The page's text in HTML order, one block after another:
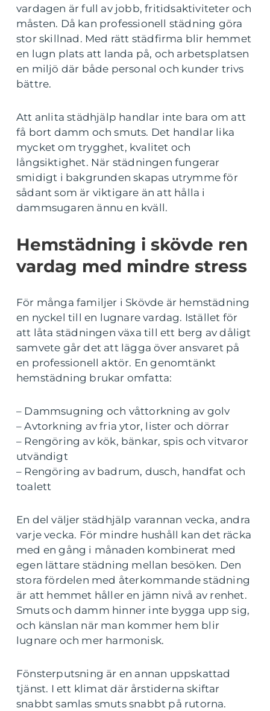
vardagen är full av jobb, fritidsaktiviteter och
måsten. Då kan professionell städning göra
stor skillnad. Med rätt städfirma blir hemmet
en lugn plats att landa på, och arbetsplatsen
en miljö där både personal och kunder trivs
bättre.
Att anlita städhjälp handlar inte bara om att
få bort damm och smuts. Det handlar lika
mycket om trygghet, kvalitet och
långsiktighet. När städningen fungerar
smidigt i bakgrunden skapas utrymme för
sådant som är viktigare än att hålla i
dammsugaren ännu en kväll.
Hemstädning i skövde ren
vardag med mindre stress
För många familjer i Skövde är hemstädning
en nyckel till en lugnare vardag. Istället för
att låta städningen växa till ett berg av dåligt
samvete går det att lägga över ansvaret på
en professionell aktör. En genomtänkt
hemstädning brukar omfatta:
– Dammsugning och våttorkning av golv
– Avtorkning av fria ytor, lister och dörrar
– Rengöring av kök, bänkar, spis och vitvaror
utvändigt
– Rengöring av badrum, dusch, handfat och
toalett
En del väljer städhjälp varannan vecka, andra
varje vecka. För mindre hushåll kan det räcka
med en gång i månaden kombinerat med
egen lättare städning mellan besöken. Den
stora fördelen med återkommande städning
är att hemmet håller en jämn nivå av renhet.
Smuts och damm hinner inte bygga upp sig,
och känslan när man kommer hem blir
lugnare och mer harmonisk.
Fönsterputsning är en annan uppskattad
tjänst. I ett klimat där årstiderna skiftar
snabbt samlas smuts snabbt på rutorna.